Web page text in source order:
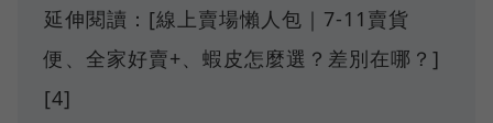
延伸閱讀：[線上賣場懶人包｜7-11賣貨
便、全家好賣+、蝦皮怎麼選？差別在哪？]
[4]